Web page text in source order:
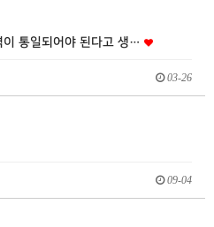
이 통일되어야 된다고 생…
03-26
09-04